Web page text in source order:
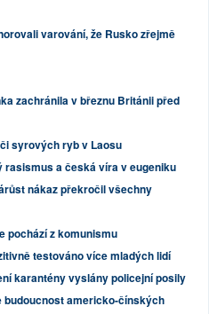
varování, že Rusko zřejmě
zachránila v březnu Británii před
syrových ryb v Laosu
rasismus a česká víra v eugeniku
nákaz překročil všechny
pochází z komunismu
testováno více mladých lidí
karantény vyslány policejní posily
budoucnost americko-čínských